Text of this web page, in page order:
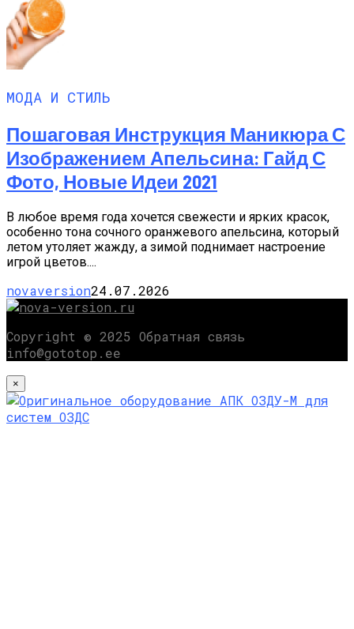
МОДА И СТИЛЬ
Пошаговая Инструкция Маникюра С
Изображением Апельсина: Гайд С
Фото, Новые Идеи 2021
В любое время года хочется свежести и ярких красок,
особенно тона сочного оранжевого апельсина, который
летом утоляет жажду, а зимой поднимает настроение
игрой цветов....
novaversion24.07.2026
Copyright © 2025 Обратная связь
info@gototop.ee
×